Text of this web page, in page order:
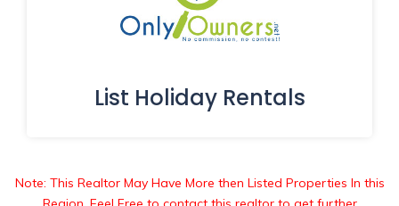
List Holiday Rentals
Note: This Realtor May Have More then Listed Properties In this